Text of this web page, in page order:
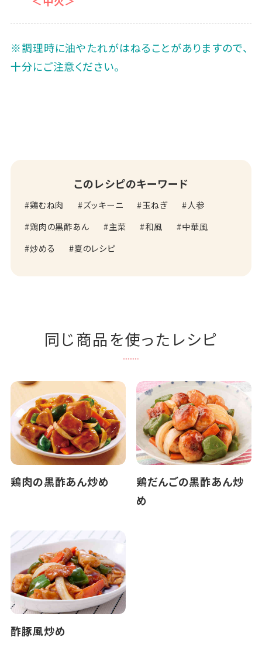
※調理時に油やたれがはねることがありますので、
十分にご注意ください。
このレシピのキーワード
鶏むね肉 ズッキーニ 玉ねぎ
人参
鶏肉の黒酢あん
主菜 和風
中華風
炒める
夏のレシピ
同じ商品を使ったレシピ
鶏肉の黒酢あん炒め
鶏だんごの黒酢あん炒
め
酢豚風炒め